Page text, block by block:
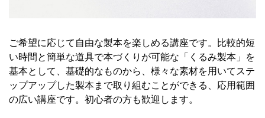
ご希望に応じて自由な製本を楽しめる講座です。比較的短
い時間と簡単な道具で本づくりが可能な「くるみ製本」を
基本として、基礎的なものから、様々な素材を用いてステ
ップアップした製本まで取り組むことができる、応用範囲
の広い講座です。初心者の方も歓迎します。